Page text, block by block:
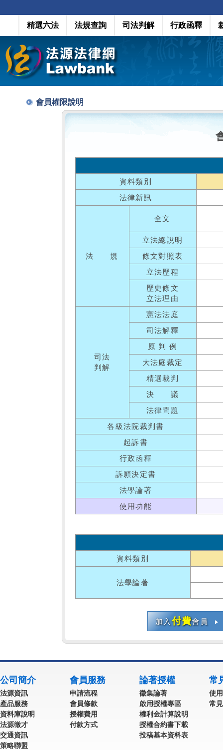
精選六法 法規查詢 司法判解 行政函釋
會員權限說明
資料類別
法律新訊
法 規
全文
立法總說明
條文對照表
立法歷程
歷史條文
立法理由
司法
判解
憲法法庭
司法解釋
原 判 例
大法庭裁定
精選裁判
決 議
法律問題
各級法院裁判書
起訴書
行政函釋
訴願決定書
法學論著
使用功能
資料類別
法學論著
加入付費會員
公司簡介
法源資訊
產品服務
資料庫說明
法源徵才
交通資訊
策略聯盟
會員服務
申請流程
會員條款
授權費用
付款方式
論著授權
徵集論著
啟用授權專區
權利金計算說明
授權合約書下載
投稿基本資料表
常
使
常